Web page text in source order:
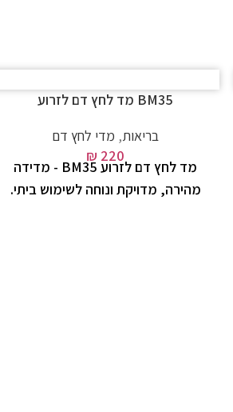
BM35 מד לחץ דם לזרוע
בריאות, מדי לחץ דם
₪ 220
מד לחץ דם לזרוע BM35 - מדידה
מהירה, מדויקת ונוחה לשימוש ביתי.